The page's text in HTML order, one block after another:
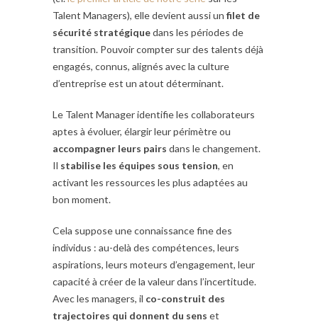
Talent Managers), elle devient aussi un filet de
sécurité stratégiquedans les périodes de
transition. Pouvoir compter sur des talents déjà
engagés, connus, alignés avec la culture
d’entreprise est un atout déterminant.
Le Talent Manager identifie les collaborateurs
aptes à évoluer, élargir leur périmètre ou
accompagner leurs pairs dans le changement.
Il stabilise les équipes sous tension, en
activant les ressources les plus adaptées au
bon moment.
Cela suppose une connaissance fine des
individus : au-delà des compétences, leurs
aspirations, leurs moteurs d’engagement, leur
capacité à créer de la valeur dans l’incertitude.
Avec les managers, il co-construit des
trajectoires qui donnent du sens et